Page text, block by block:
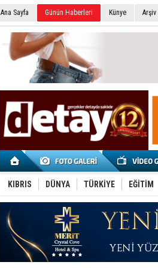
Ana Sayfa Günün Haberleri Künye Arşiv
KIBRIS DÜNYA TÜRKİYE EĞİTİM